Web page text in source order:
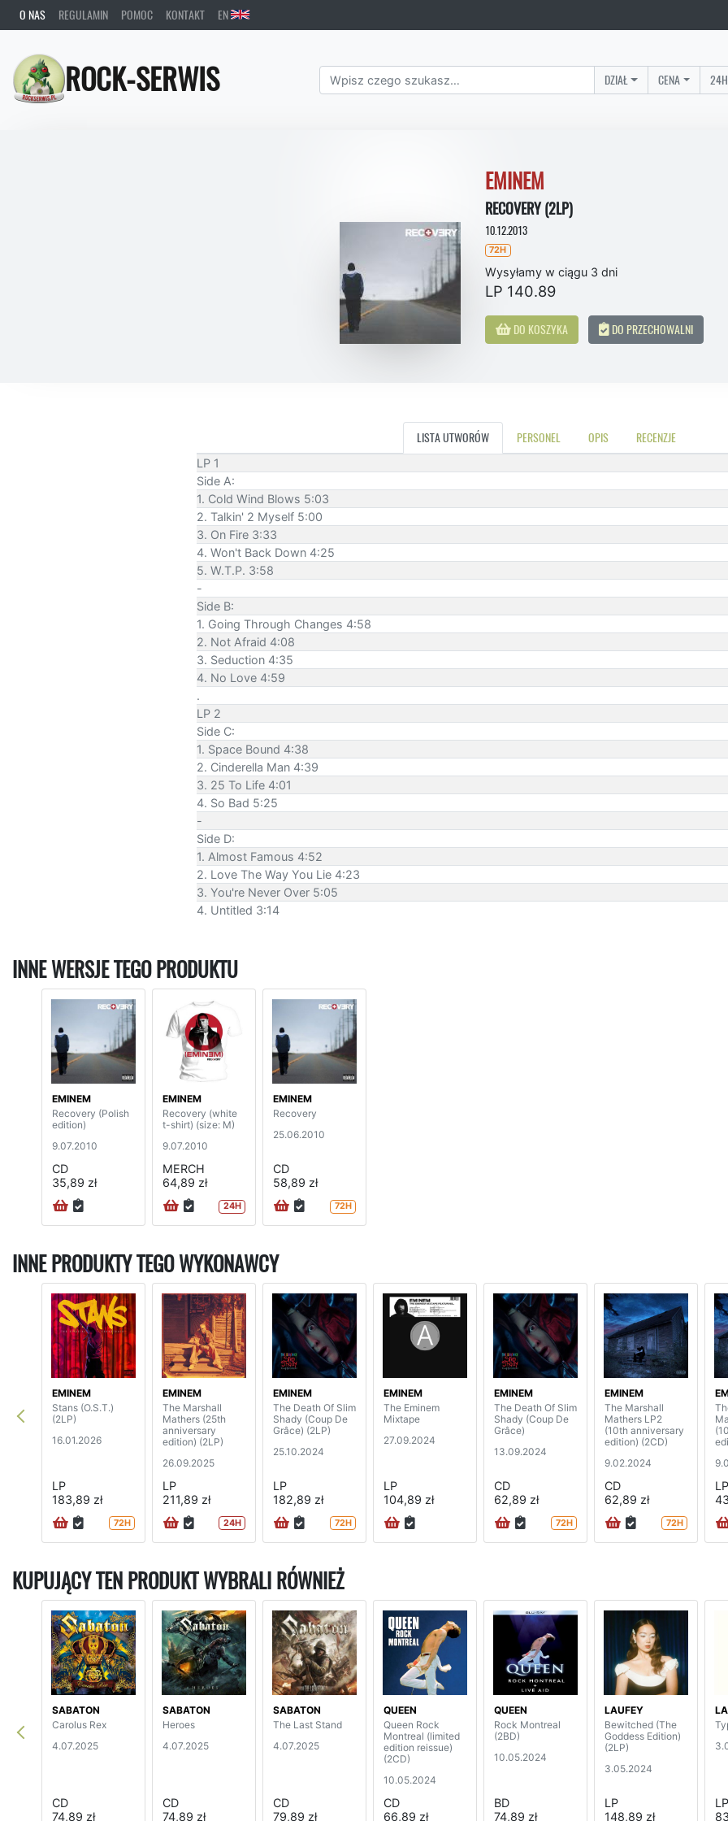
O NAS REGULAMIN POMOC KONTAKT EN
ROCK-SERWIS DZIAŁ CENA
EMINEM
RECOVERY (2LP)
10.12.2013
72H
Wysyłamy w ciągu 3 dni
LP 140.89
DO KOSZYKA DO PRZECHOWALNI
LISTA UTWORÓW PERSONEL OPIS RECENZJE
LP 1
Side A:
1. Cold Wind Blows 5:03
2. Talkin' 2 Myself 5:00
3. On Fire 3:33
4. Won't Back Down 4:25
5. W.T.P. 3:58
-
Side B:
1. Going Through Changes 4:58
2. Not Afraid 4:08
3. Seduction 4:35
4. No Love 4:59
.
LP 2
Side C:
1. Space Bound 4:38
2. Cinderella Man 4:39
3. 25 To Life 4:01
4. So Bad 5:25
-
Side D:
1. Almost Famous 4:52
2. Love The Way You Lie 4:23
3. You're Never Over 5:05
4. Untitled 3:14
INNE WERSJE TEGO PRODUKTU
EMINEM
Recovery (Polish
edition)
9.07.2010
CD
35,89 zł
EMINEM
Recovery (white
t-shirt) (size: M)
9.07.2010
MERCH
64,89 zł
24H
EMINEM
Recovery
25.06.2010
CD
58,89 zł
72H
INNE PRODUKTY TEGO WYKONAWCY
EMINEM
Stans (O.S.T.)
(2LP)
16.01.2026
LP
183,89 zł
72H
EMINEM
The Marshall
Mathers (25th
anniversary
edition) (2LP)
26.09.2025
LP
211,89 zł
24H
EMINEM
The Death Of Slim
Shady (Coup De
Grâce) (2LP)
25.10.2024
LP
182,89 zł
72H
EMINEM
The Eminem
Mixtape
27.09.2024
LP
104,89 zł
EMINEM
The Death Of Slim
Shady (Coup De
Grâce)
13.09.2024
CD
62,89 zł
72H
EMINEM
The Marshall
Mathers LP2
(10th anniversary
edition) (2CD)
9.02.2024
CD
62,89 zł
72H
LP
KUPUJĄCY TEN PRODUKT WYBRALI RÓWNIEŻ
SABATON
Carolus Rex
4.07.2025
CD
74,89 zł
SABATON
Heroes
4.07.2025
CD
74,89 zł
SABATON
The Last Stand
4.07.2025
CD
79,89 zł
QUEEN
Queen Rock
Montreal (limited
edition reissue)
(2CD)
10.05.2024
CD
66,89 zł
QUEEN
Rock Montreal
(2BD)
10.05.2024
BD
74,89 zł
LAUFEY
Bewitched (The
Goddess Edition)
(2LP)
3.05.2024
LP
148,89 zł
LP